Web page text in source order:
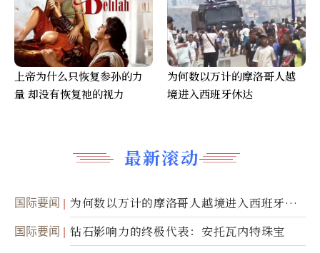
最新滚动
国际要闻
为何数以万计的摩洛哥人越境进入西班牙休
达
国际要闻 钻石影响力的终极代表：安托瓦内特珠宝
上帝为什么只恢复参孙的力
量 却没有恢复祂的视力
为何数以万计的摩洛哥人越
境进入西班牙休达